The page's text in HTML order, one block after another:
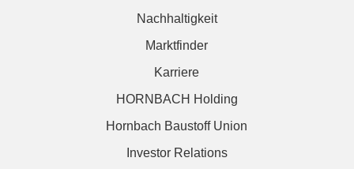
Nachhaltigkeit
Marktfinder
Karriere
HORNBACH Holding
Hornbach Baustoff Union
Investor Relations